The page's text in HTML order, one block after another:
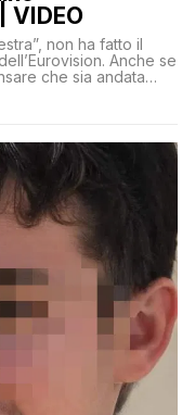
VIDEO
non ha fatto il
Anche se
che sia andata